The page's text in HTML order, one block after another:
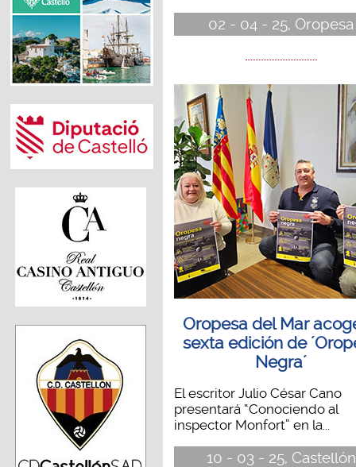
02 - 04 - 25, Oropesa
Oropesa del Mar
sexta edición de
Negra´
El escritor Julio César Cano
presentará “Conociendo al
inspector Monfort” en la...
10 - 03 - 25, Castellón